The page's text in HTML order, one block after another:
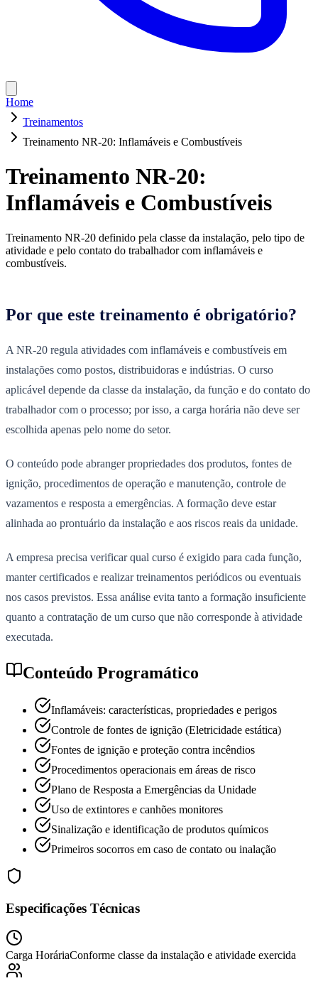
Home
Treinamentos
Treinamento NR-20: Inflamáveis e Combustíveis
Treinamento NR-20:
Inflamáveis e Combustíveis
Treinamento NR-20 definido pela classe da instalação, pelo tipo de
atividade e pelo contato do trabalhador com inflamáveis e
combustíveis.
Por que este treinamento é obrigatório?
A NR-20 regula atividades com inflamáveis e combustíveis em
instalações como postos, distribuidoras e indústrias. O curso
aplicável depende da classe da instalação, da função e do contato do
trabalhador com o processo; por isso, a carga horária não deve ser
escolhida apenas pelo nome do setor.
O conteúdo pode abranger propriedades dos produtos, fontes de
ignição, procedimentos de operação e manutenção, controle de
vazamentos e resposta a emergências. A formação deve estar
alinhada ao prontuário da instalação e aos riscos reais da unidade.
A empresa precisa verificar qual curso é exigido para cada função,
manter certificados e realizar treinamentos periódicos ou eventuais
nos casos previstos. Essa análise evita tanto a formação insuficiente
quanto a contratação de um curso que não corresponde à atividade
executada.
Conteúdo Programático
Inflamáveis: características, propriedades e perigos
Controle de fontes de ignição (Eletricidade estática)
Fontes de ignição e proteção contra incêndios
Procedimentos operacionais em áreas de risco
Plano de Resposta a Emergências da Unidade
Uso de extintores e canhões monitores
Sinalização e identificação de produtos químicos
Primeiros socorros em caso de contato ou inalação
Especificações Técnicas
Carga HoráriaConforme classe da instalação e atividade exercida